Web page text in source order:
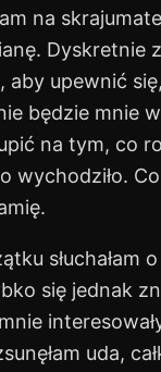
na
Dyskretnie
aby upewnić
będzie mnie
na tym, co
wychodziło.
o
się jednak
uda,